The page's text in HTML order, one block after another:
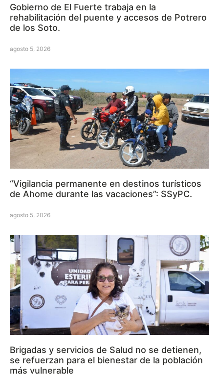
Gobierno de El Fuerte trabaja en la
rehabilitación del puente y accesos de Potrero
de los Soto.
agosto 5, 2026
“Vigilancia permanente en destinos turísticos
de Ahome durante las vacaciones”: SSyPC.
agosto 5, 2026
Brigadas y servicios de Salud no se detienen,
se refuerzan para el bienestar de la población
más vulnerable